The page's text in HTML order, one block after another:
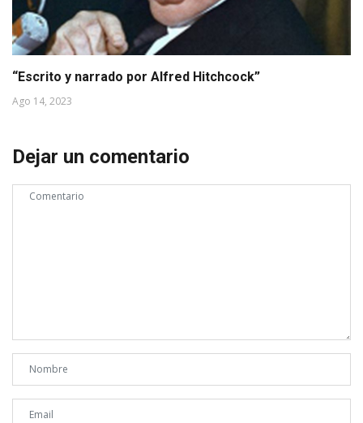
“Escrito y narrado por Alfred Hitchcock”
Ago 14, 2023
Dejar un comentario